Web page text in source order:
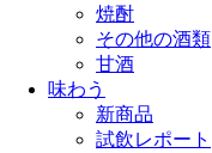
焼酎
その他の酒類
甘酒
味わう
新商品
試飲レポート